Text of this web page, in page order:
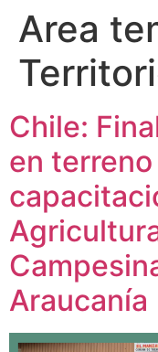
Area
Chile:
en
Araucanía